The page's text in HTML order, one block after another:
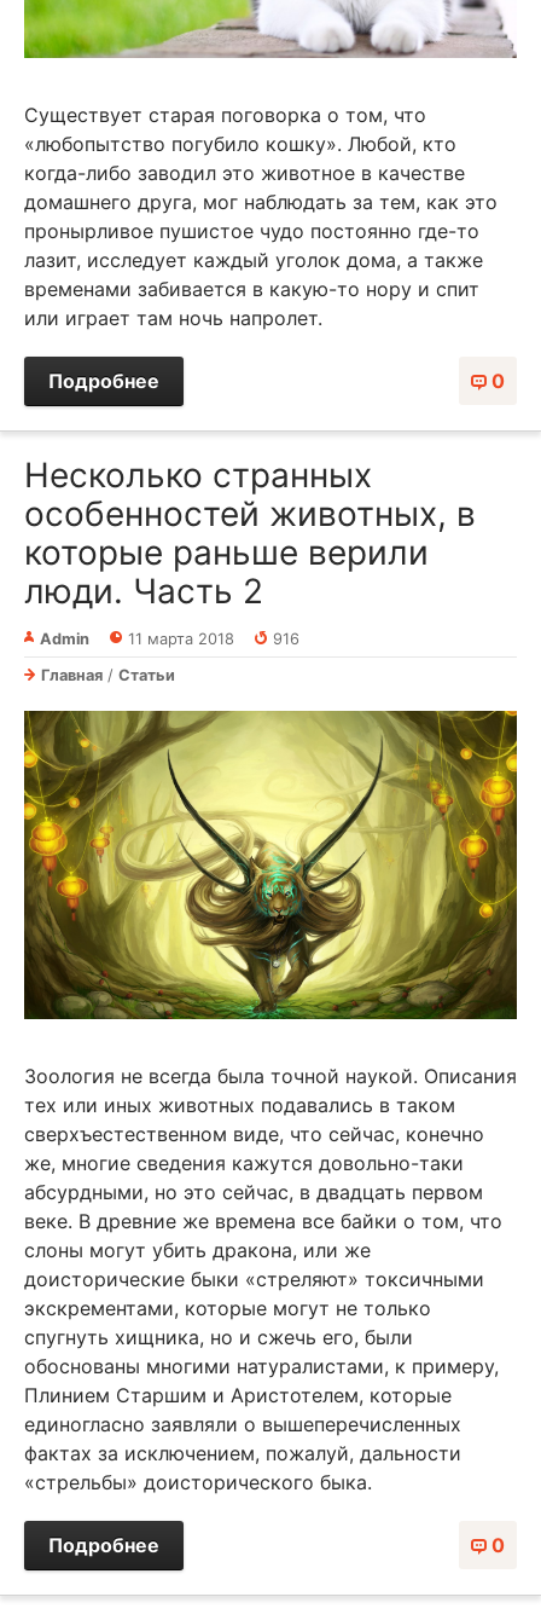
Существует старая поговорка о том, что
«любопытство погубило кошку». Любой, кто
когда-либо заводил это животное в качестве
домашнего друга, мог наблюдать за тем, как это
пронырливое пушистое чудо постоянно где-то
лазит, исследует каждый уголок дома, а также
временами забивается в какую-то нору и спит
или играет там ночь напролет.
0
Подробнее
Несколько странных
особенностей животных, в
которые раньше верили
люди. Часть 2
Admin 11 марта 2018
916
Главная / Статьи
Зоология не всегда была точной наукой. Описания
тех или иных животных подавались в таком
сверхъестественном виде, что сейчас, конечно
же, многие сведения кажутся довольно-таки
абсурдными, но это сейчас, в двадцать первом
веке. В древние же времена все байки о том, что
слоны могут убить дракона, или же
доисторические быки «стреляют» токсичными
экскрементами, которые могут не только
спугнуть хищника, но и сжечь его, были
обоснованы многими натуралистами, к примеру,
Плинием Старшим и Аристотелем, которые
единогласно заявляли о вышеперечисленных
фактах за исключением, пожалуй, дальности
«стрельбы» доисторического быка.
0
Подробнее